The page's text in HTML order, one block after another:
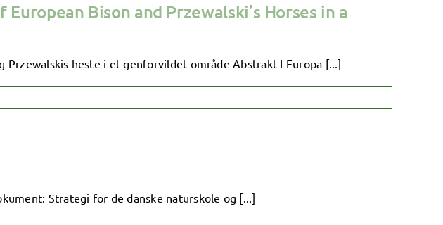
Bison and Przewalski’s Horses in a
heste i et genforvildet område Abstrakt I Europa [...]
Strategi for de danske naturskole og [...]